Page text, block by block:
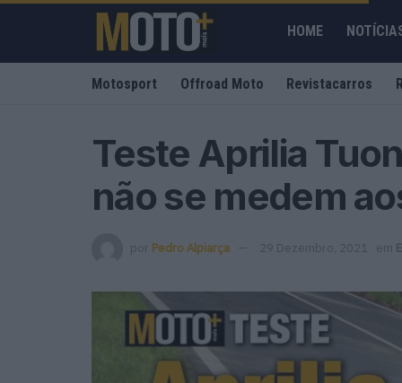
HOME
Motosport Offroad Moto Revistacarros
Teste Aprilia
não se medem
por Pedro Alpiarça 29 Dezembro, 2021 em